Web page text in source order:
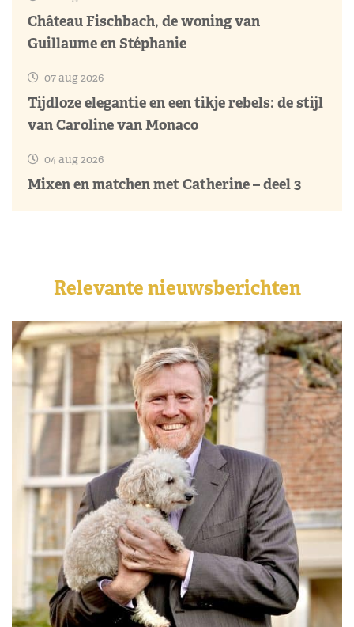
Château Fischbach, de woning van
Guillaume en Stéphanie
07 aug 2026
Tijdloze elegantie en een tikje rebels: de stijl
van Caroline van Monaco
04 aug 2026
Mixen en matchen met Catherine – deel 3
Relevante nieuwsberichten